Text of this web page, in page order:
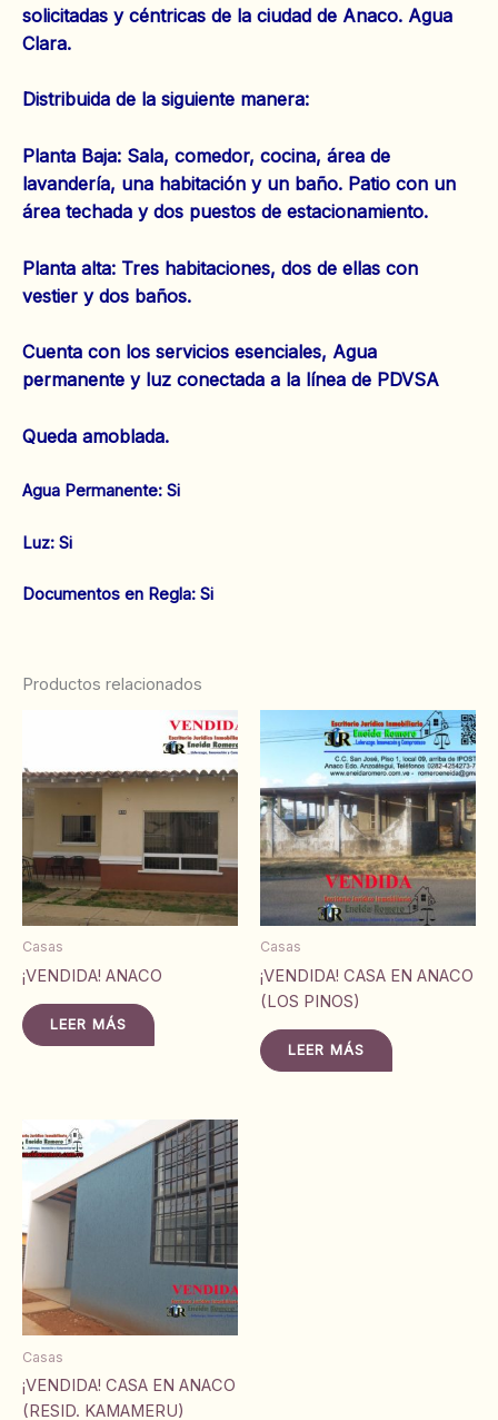
solicitadas y céntricas de la ciudad de Anaco. Agua
Clara.
Distribuida de la siguiente manera:
Planta Baja: Sala, comedor, cocina, área de
lavandería, una habitación y un baño. Patio con un
área techada y dos puestos de estacionamiento.
Planta alta: Tres habitaciones, dos de ellas con
vestier y dos baños.
Cuenta con los servicios esenciales, Agua
permanente y luz conectada a la línea de PDVSA
Queda amoblada.
‌Agua Permanente: Si
‌Luz: Si
‌‌Documentos en Regla: Si
Productos relacionados
Casas
¡VENDIDA! ANACO
LEER MÁS
Casas
¡VENDIDA! CASA EN ANACO
(LOS PINOS)
LEER MÁS
Casas
¡VENDIDA! CASA EN ANACO
(RESID. KAMAMERU)